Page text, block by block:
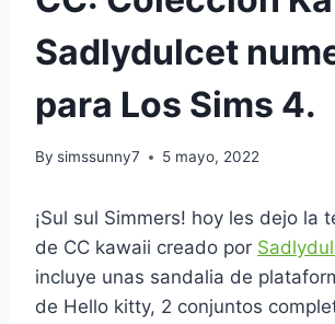
Sadlydulcet
para Los Sims 4.
By simssunny7 5 mayo, 2022
¡Sul sul Simmers! hoy les dejo la
de CC kawaii creado por
incluye unas sandalia de
de Hello kitty, 2 conjuntos